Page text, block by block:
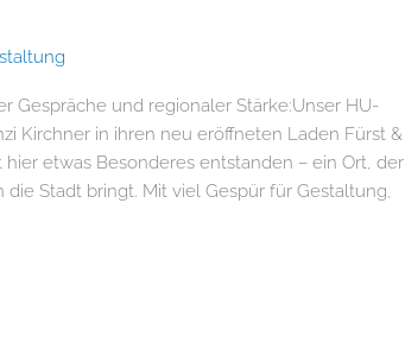
Gespräche und regionaler Stärke:Unser HU-
Kirchner in ihren neu eröffneten Laden Fürst &
hier etwas Besonderes entstanden – ein Ort, der
Stadt bringt. Mit viel Gespür für Gestaltung,